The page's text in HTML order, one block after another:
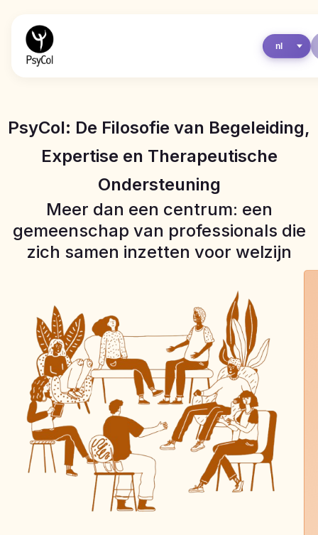
PsyCol: De Filosofie van Begeleiding,
Expertise en Therapeutische
Ondersteuning
Meer dan een centrum: een
gemeenschap van professionals die
zich samen inzetten voor welzijn